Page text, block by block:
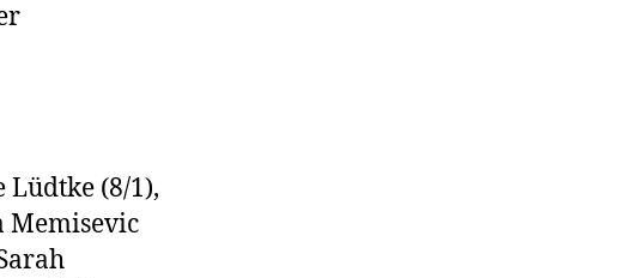
(8/1),
Memisevic